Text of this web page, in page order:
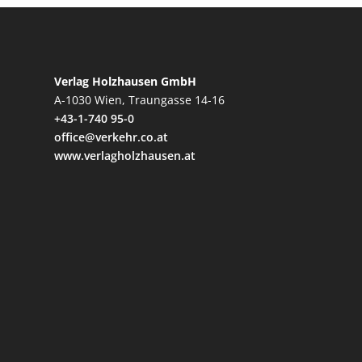
Verlag Holzhausen GmbH
A-1030 Wien, Traungasse 14-16
+43-1-740 95-0
office@verkehr.co.at
www.verlagholzhausen.at